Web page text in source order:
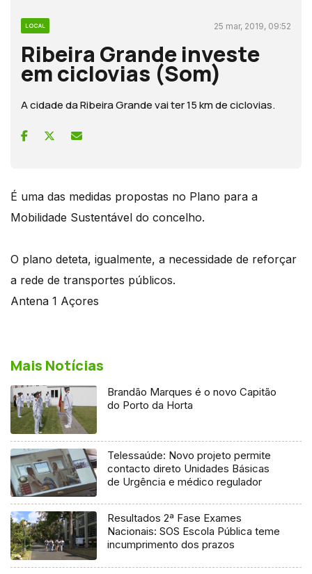
LOCAL 25 mar, 2019, 09:52
Ribeira Grande investe
em ciclovias (Som)
A cidade da Ribeira Grande vai ter 15 km de ciclovias.
É uma das medidas propostas no Plano para a
Mobilidade Sustentável do concelho.
O plano deteta, igualmente, a necessidade de reforçar
a rede de transportes públicos.
Antena 1 Açores
Mais Notícias
Brandão Marques é o novo Capitão
do Porto da Horta
Telessaúde: Novo projeto permite
contacto direto Unidades Básicas
de Urgência e médico regulador
Resultados 2ª Fase Exames
Nacionais: SOS Escola Pública teme
incumprimento dos prazos